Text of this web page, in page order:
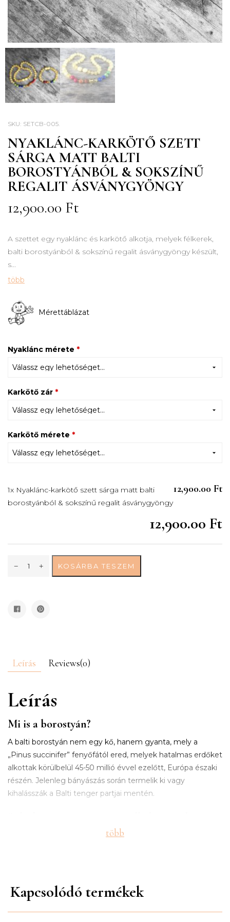
SKU: SETCB-005.
NYAKLÁNC-KARKÖTŐ SZETT
SÁRGA MATT BALTI
BOROSTYÁNBÓL & SOKSZÍNŰ
REGALIT ÁSVÁNYGYÖNGY
12,900.00 Ft
A szettet egy nyaklánc és karkötő alkotja, melyek félkerek,
balti borostyánból & sokszínű regalit ásványgyöngy készült,
s...
több
Mérettáblázat
Nyaklánc mérete *
Karkötő zár *
Karkötő mérete *
1x Nyaklánc-karkötő szett sárga matt balti
borostyánból & sokszínű regalit ásványgyöngy
12,900.00 Ft
12,900.00 Ft
KOSÁRBA TESZEM
Leírás Reviews(0)
Leírás
Mi is a borostyán?
A balti borostyán nem egy kő, hanem gyanta, mely a
„Pinus succinifer” fenyőfától ered, melyek hatalmas erdőket
alkottak körülbelül 45-50 millió évvel ezelőtt, Európa északi
részén. Jelenleg bányászás során termelik ki vagy
kihalásszák a Balti tenger partjai mentén.
A borostyán terápiás tulajdonságait tudósok kéziratai is
Európa gyógyszertáraiban lehet kapni és a hírességek vagy
a királyi udvar tagjainak nyakában vagy kezén figyelhető
meg. A borostyán, olaj, tinktúra, por, ékszerek formájában
több
Kapcsolódó termékek